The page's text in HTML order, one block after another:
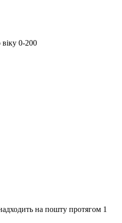
віку 0-200
на пошту протягом 1